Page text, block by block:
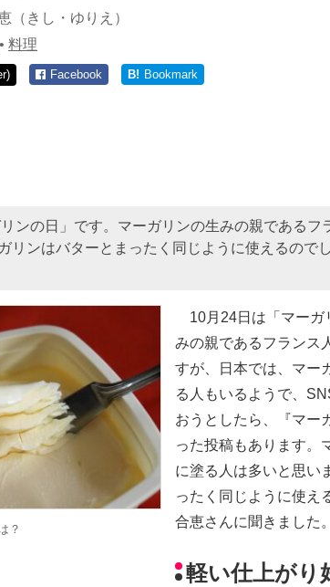
（きし・ゆりえ）
• 料理
Facebook B! Bookmark
ンの日」です。マーガリンの生みの親であるフ
リンはバターとまったく同じように使えるので
？
10月24日は「マーガ
みの親であるフランス
すが、日本では、マー
る人もいるようで、
おうとしたら、『マー
った投稿もあります。
に塗る人は多いと思い
ったく同じように使え
合恵さんに聞きました。
軽い仕上がり